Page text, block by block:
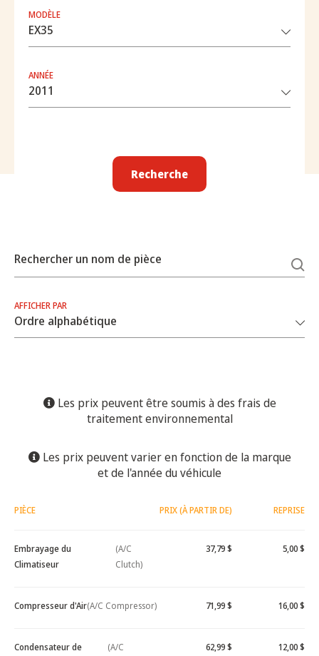
MODÈLE
ANNÉE
Recherche
Rechercher un nom de pièce
AFFICHER PAR
Les prix peuvent être soumis à des frais de
traitement environnemental
Les prix peuvent varier en fonction de la marque
et de l'année du véhicule
PIÈCE PRIX (À PARTIR DE) REPRISE
Embrayage du
Climatiseur
(A/C
Clutch)
37,79 $ 5,00 $
Compresseur d'Air(A/C Compressor) 71,99 $ 16,00 $
Condensateur de
(A/C
62,99 $ 12,00 $